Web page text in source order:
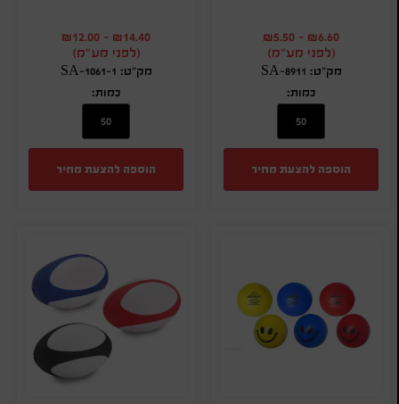
₪6.60
-
₪5.50
(לפני מע"מ)
מק"ט: SA-8911
כמות:
הוספה להצעת מחיר
₪14.40
-
₪12.00
(לפני מע"מ)
מק"ט: SA-1061-1
כמות:
הוספה להצעת מחיר